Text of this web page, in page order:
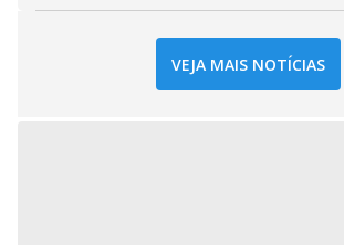
VEJA MAIS NOTÍCIAS